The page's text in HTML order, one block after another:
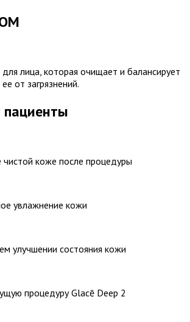
лица, которая очищает и балансирует
от загрязнений.
пациенты
коже после процедуры
увлажнение кожи
улучшении состояния кожи
процедуру Glacē Deep 2